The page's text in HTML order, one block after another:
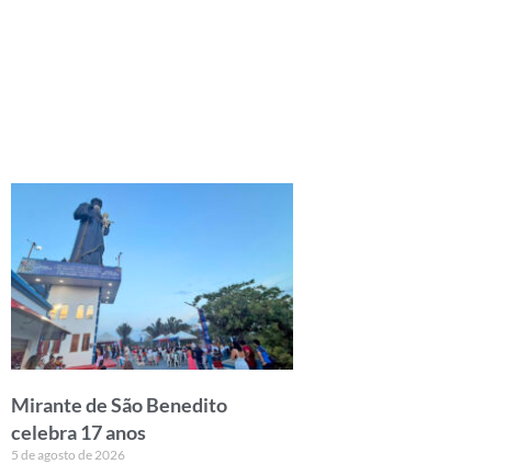
Mirante de São Benedito
celebra 17 anos
5 de agosto de 2026